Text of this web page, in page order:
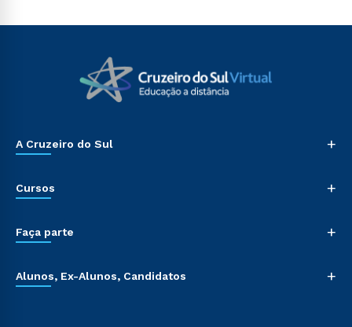
A Cruzeiro do Sul +
Cursos +
Faça parte +
Alunos, Ex-Alunos, Candidatos +